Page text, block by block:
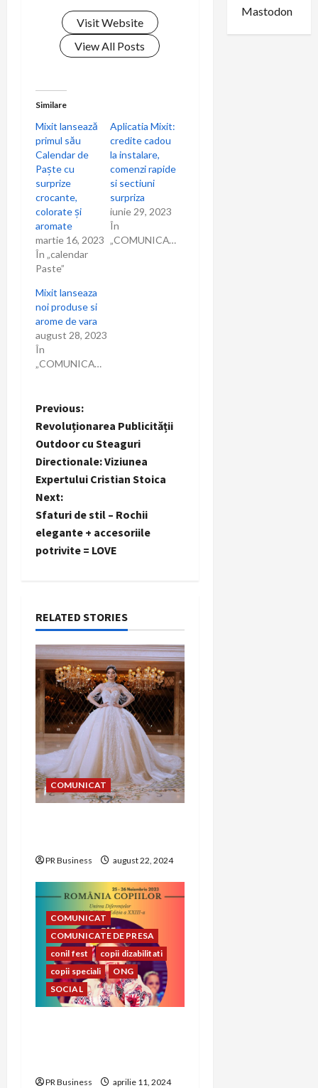
r
t
i
c
o
l
e
Visit Website
View All Posts
Similare
Mixit lansează
primul său
Calendar de
Paște cu
surprize
crocante,
colorate și
aromate
martie 16, 2023
În „calendar
Paste”
Aplicatia Mixit:
credite cadou
la instalare,
comenzi rapide
si sectiuni
surpriza
iunie 29, 2023
În
„COMUNICAT”
Mixit lanseaza
noi produse si
arome de vara
august 28, 2023
În
„COMUNICAT”
P
o
s
t
n
a
i
g
a
t
i
o
n
Previous:
Revoluționarea Publicității
Outdoor cu Steaguri
Directionale: Viziunea
Expertului Cristian Stoica
Next:
Sfaturi de stil – Rochii
elegante + accesoriile
potrivite = LOVE
RELATED STORIES
COMUNICAT
PR Business august 22, 2024
COMUNICAT
COMUNICATE DE PRESA
conil fest
copii dizabilitati
copii speciali
ONG
SOCIAL
PR Business aprilie 11, 2024
Mastodon